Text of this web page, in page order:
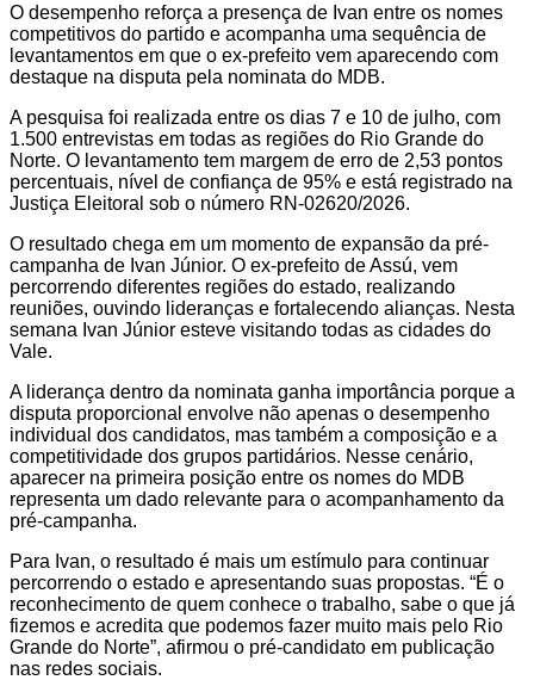
O desempenho reforça a presença de Ivan entre os nomes
competitivos do partido e acompanha uma sequência de
levantamentos em que o ex-prefeito vem aparecendo com
destaque na disputa pela nominata do MDB.
A pesquisa foi realizada entre os dias 7 e 10 de julho, com
1.500 entrevistas em todas as regiões do Rio Grande do
Norte. O levantamento tem margem de erro de 2,53 pontos
percentuais, nível de confiança de 95% e está registrado na
Justiça Eleitoral sob o número RN-02620/2026.
O resultado chega em um momento de expansão da pré-
campanha de Ivan Júnior. O ex-prefeito de Assú, vem
percorrendo diferentes regiões do estado, realizando
reuniões, ouvindo lideranças e fortalecendo alianças. Nesta
semana Ivan Júnior esteve visitando todas as cidades do
Vale.
A liderança dentro da nominata ganha importância porque a
disputa proporcional envolve não apenas o desempenho
individual dos candidatos, mas também a composição e a
competitividade dos grupos partidários. Nesse cenário,
aparecer na primeira posição entre os nomes do MDB
representa um dado relevante para o acompanhamento da
pré-campanha.
Para Ivan, o resultado é mais um estímulo para continuar
percorrendo o estado e apresentando suas propostas. “É o
reconhecimento de quem conhece o trabalho, sabe o que já
fizemos e acredita que podemos fazer muito mais pelo Rio
Grande do Norte”, afirmou o pré-candidato em publicação
nas redes sociais.